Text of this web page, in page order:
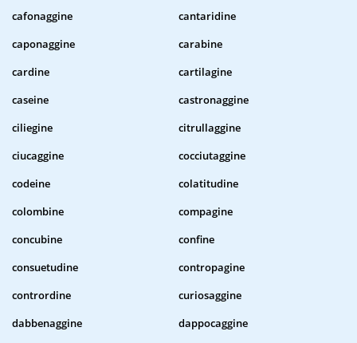
cafonaggine
cantaridine
caponaggine
carabine
cardine
cartilagine
caseine
castronaggine
ciliegine
citrullaggine
ciucaggine
cocciutaggine
codeine
colatitudine
colombine
compagine
concubine
confine
consuetudine
contropagine
contrordine
curiosaggine
dabbenaggine
dappocaggine